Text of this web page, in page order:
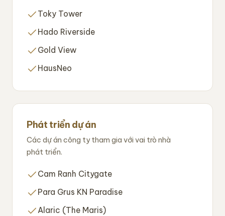
Toky Tower
Hado Riverside
Gold View
HausNeo
Phát triển dự án
Các dự án công ty tham gia với vai trò nhà
phát triển.
Cam Ranh Citygate
Para Grus KN Paradise
Alaric (The Maris)